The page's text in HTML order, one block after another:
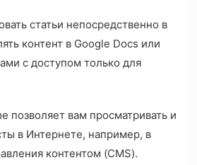
статьи непосредственно в
контент в Google Docs или
с доступом только для
позволяет вам просматривать и
в Интернете, например, в
контентом (CMS).